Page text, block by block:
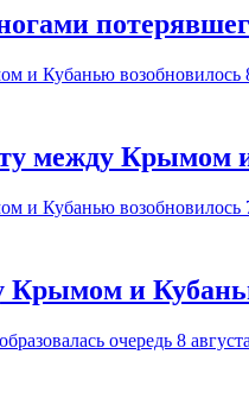
между Крымом
Крымом и